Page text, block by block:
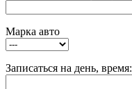
Марка авто
Записаться на день, время: